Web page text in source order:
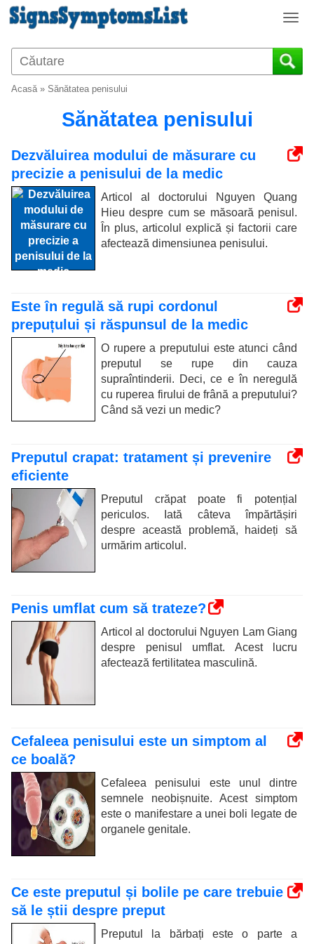
T
g
g
i
t
i
o
Acasă» Sănătatea penisului
Sănătatea penisului
Dezvăluirea modului de măsurare cu
precizie a penisului de la medic
Articol al doctorului Nguyen Quang
Hieu despre cum se măsoară penisul.
În plus, articolul explică și factorii care
afectează dimensiunea penisului.
Este în regulă să rupi cordonul
prepuțului și răspunsul de la medic
O rupere a preputului este atunci când
preputul se rupe din cauza
supraîntinderii. Deci, ce e în neregulă
cu ruperea firului de frână a preputului?
Când să vezi un medic?
Preputul crapat: tratament și prevenire
eficiente
Preputul crăpat poate fi potențial
periculos. Iată câteva împărtășiri
despre această problemă, haideți să
urmărim articolul.
Penis umflat cum să trateze?
Articol al doctorului Nguyen Lam Giang
despre penisul umflat. Acest lucru
afectează fertilitatea masculină.
Cefaleea penisului este un simptom al
ce boală?
Cefaleea penisului este unul dintre
semnele neobișnuite. Acest simptom
este o manifestare a unei boli legate de
organele genitale.
Ce este preputul și bolile pe care trebuie
să le știi despre preput
Preputul la bărbați este o parte a